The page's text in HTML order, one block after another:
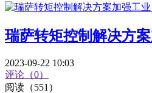
瑞萨转矩控制解决方
2023-09-22 10:03
评论（0）
阅读（551）